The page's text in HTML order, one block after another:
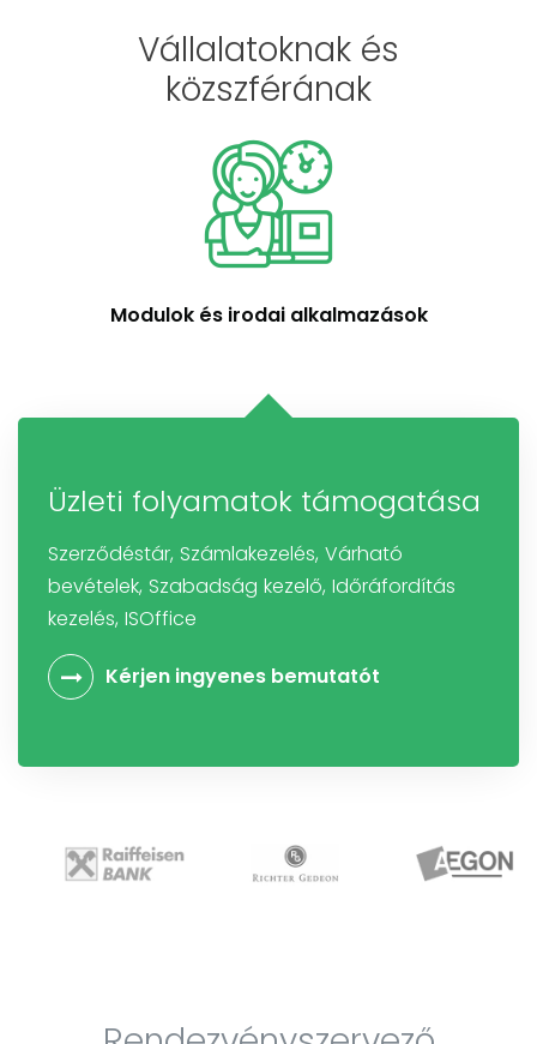
Vállalatoknak és
közszférának
Modulok és irodai alkalmazások
Üzleti folyamatok támogatása
Szerződéstár, Számlakezelés, Várható
bevételek, Szabadság kezelő, Időráfordítás
kezelés, ISOffice
Kérjen ingyenes bemutatót